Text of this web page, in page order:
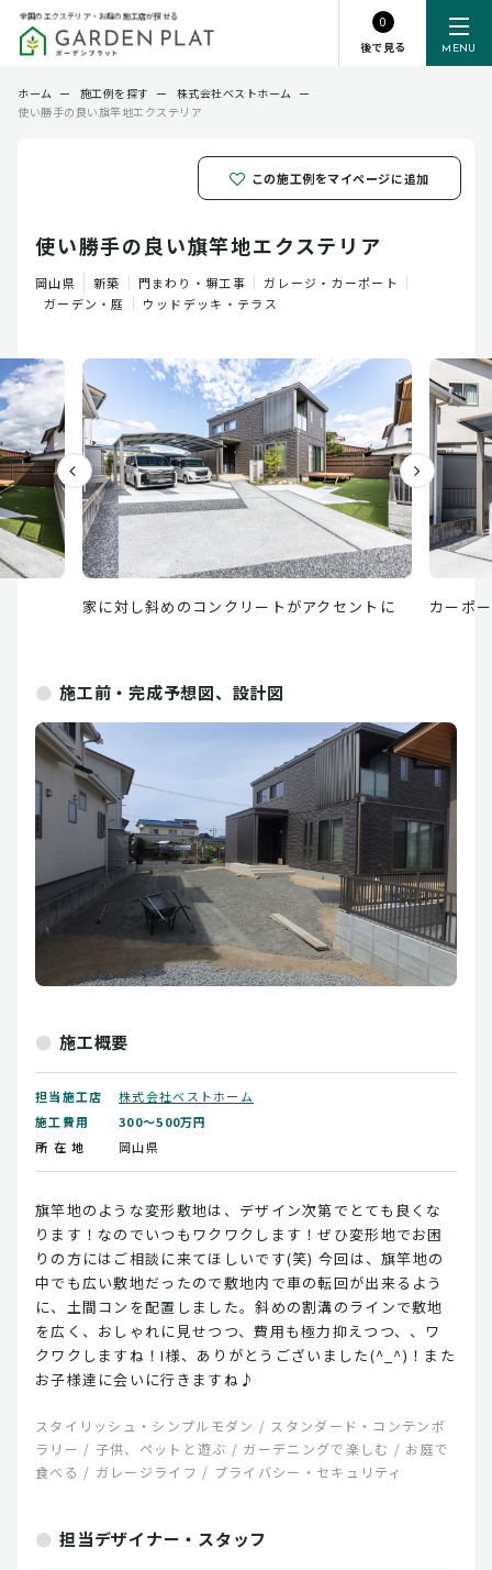
MENU
全国のエクステリア・お庭の施工店が探せる
0
後で見る
ホーム ー 施工例を探す ー 株式会社ベストホーム ー
使い勝手の良い旗竿地エクステリア
この施工例をマイページに追加
使い勝手の良い旗竿地エクステリア
岡山県 新築 門まわり・塀工事
ガレージ・カーポート
ガーデン・庭
ウッドデッキ・テラス
家に対し斜めのコンクリートがアクセントに カーポ
施工前・完成予想図、設計図
施工概要
担当施工店
株式会社ベストホーム
施工費用
300～500万円
所 在 地
岡山県
旗竿地のような変形敷地は、デザイン次第でとても良くな
ります！なのでいつもワクワクします！ぜひ変形地でお困
りの方にはご相談に来てほしいです(笑) 今回は、旗竿地の
中でも広い敷地だったので敷地内で車の転回が出来るよう
に、土間コンを配置しました。斜めの割溝のラインで敷地
を広く、おしゃれに見せつつ、費用も極力抑えつつ、、ワ
クワクしますね！I様、ありがとうございました(^_^)！また
お子様達に会いに行きますね♪
スタイリッシュ・シンプルモダン / スタンダード・コンテンポ
ラリー / 子供、ペットと遊ぶ / ガーデニングで楽しむ / お庭で
食べる / ガレージライフ / プライバシー・セキュリティ
担当デザイナー・スタッフ